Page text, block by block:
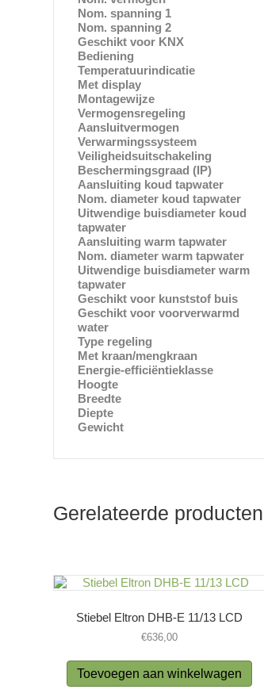
Nom. spanning 1
Nom. spanning 2
Geschikt voor KNX
Bediening
Temperatuurindicatie
Met display
Montagewijze
Vermogensregeling
Aansluitvermogen
Verwarmingssysteem
Veiligheidsuitschakeling
Beschermingsgraad (IP)
Aansluiting koud tapwater
Nom. diameter koud tapwater
Uitwendige buisdiameter koud
tapwater
Aansluiting warm tapwater
Nom. diameter warm tapwater
Uitwendige buisdiameter warm
tapwater
Geschikt voor kunststof buis
Geschikt voor voorverwarmd
water
Type regeling
Met kraan/mengkraan
Energie-efficiëntieklasse
Hoogte
Breedte
Diepte
Gewicht
Gerelateerde producten
Stiebel Eltron DHB-E 11/13 LCD
€636,00
Toevoegen aan winkelwagen